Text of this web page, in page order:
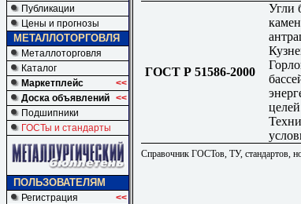
Публикации
Цены и прогнозы
МЕТАЛЛОТОРГОВЛЯ
Металлоторговля
Каталог
Маркетплейс
<<
Доска объявлений <<
Подшипники
ГОСТы и стандарты
ПОЛЬЗОВАТЕЛЯМ
Регистрация
<<
ГОСТ Р 51586-2000
Угли
Справочник ГОСТов, ТУ, стандартов,